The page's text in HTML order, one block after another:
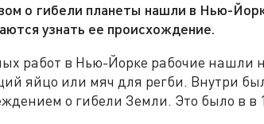
о гибели планеты нашли в Нью-
узнать ее происхождение.
работ в Нью-Йорке рабочие нашли
яйцо или мяч для регби. Внутри
о гибели Земли. Это было в в